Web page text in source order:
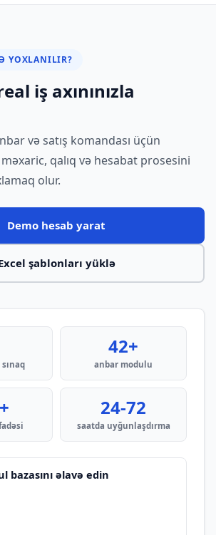
YOXLANILIR?
iş axınınızla
və satış komandası üçün
qalıq və hesabat prosesini
olur.
Demo hesab yarat
şablonları yüklə
42+
anbar modulu
24-72
saatda uyğunlaşdırma
bazasını əlavə edin